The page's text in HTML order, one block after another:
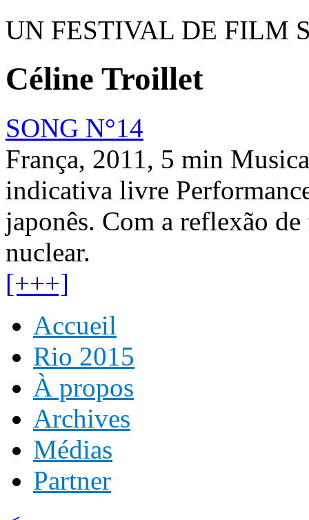
UN FESTIVAL DE FILM
Céline Troillet
SONG N°14
França, 2011, 5 min
indicativa livre
japonês. Com a reflexão
nuclear.
[+++]
Accueil
Rio 2015
À propos
Archives
Médias
Partner